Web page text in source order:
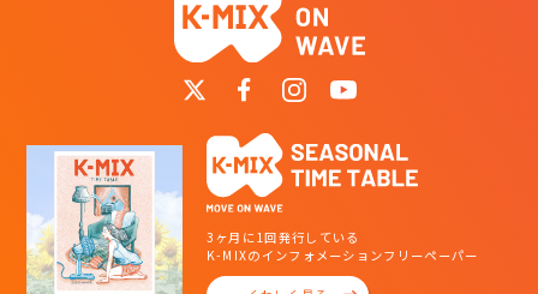
3ヶ月に1回発行している
K-MIXのインフォメーションフリーペーパー